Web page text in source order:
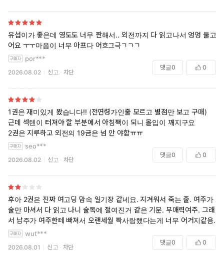
유섭이가 좋은데 영도도 너무 짠해서.. 외전까지 다 읽고나서 엉엉 울고있
어요 ㅜㅜ마음이 너무 아프다 어흐그극ㄱㄱㄱ
por***
2026.08.02 신고 차단
댓글0 0
1권은 재미있게 봤습니다!! (전연령가인줄 모르고 별점만 보고 구매)
근데 섹텐이 터져야 할 부분에서 아침짹이 되니 몰입이 깨지구요
2권은 지루하고 외전의 19금은 넘 안 야함ㅠㅠ
seo***
2026.08.02 신고 차단
댓글0 0
후아 2권은 진짜 여고딩 맘속 일기장 같네요. 지겨워서 죽는 줄. 여주가
술만 마셔서 다 읽고 나니 술독에 절여진거 같은 기분. 무매력여주. 그래
서 남주가 여주한테 빠져서 오랜세월 짝사랑했다는게 너무 어거지같음.
wut***
2026.08.01 신고 차단
댓글0 0